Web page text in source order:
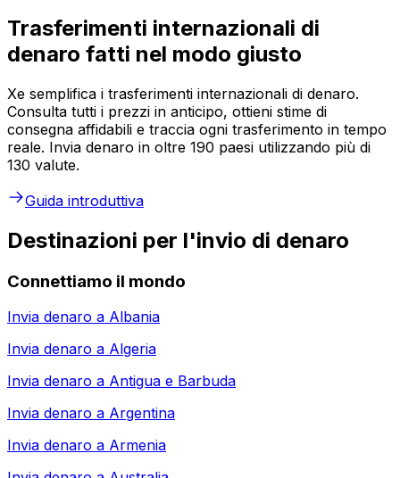
Trasferimenti internazionali di
denaro fatti nel modo giusto
Xe semplifica i trasferimenti internazionali di denaro.
Consulta tutti i prezzi in anticipo, ottieni stime di
consegna affidabili e traccia ogni trasferimento in tempo
reale. Invia denaro in oltre 190 paesi utilizzando più di
130 valute.
Guida introduttiva
Destinazioni per l'invio di denaro
Connettiamo il mondo
Invia denaro a Albania
Invia denaro a Algeria
Invia denaro a Antigua e Barbuda
Invia denaro a Argentina
Invia denaro a Armenia